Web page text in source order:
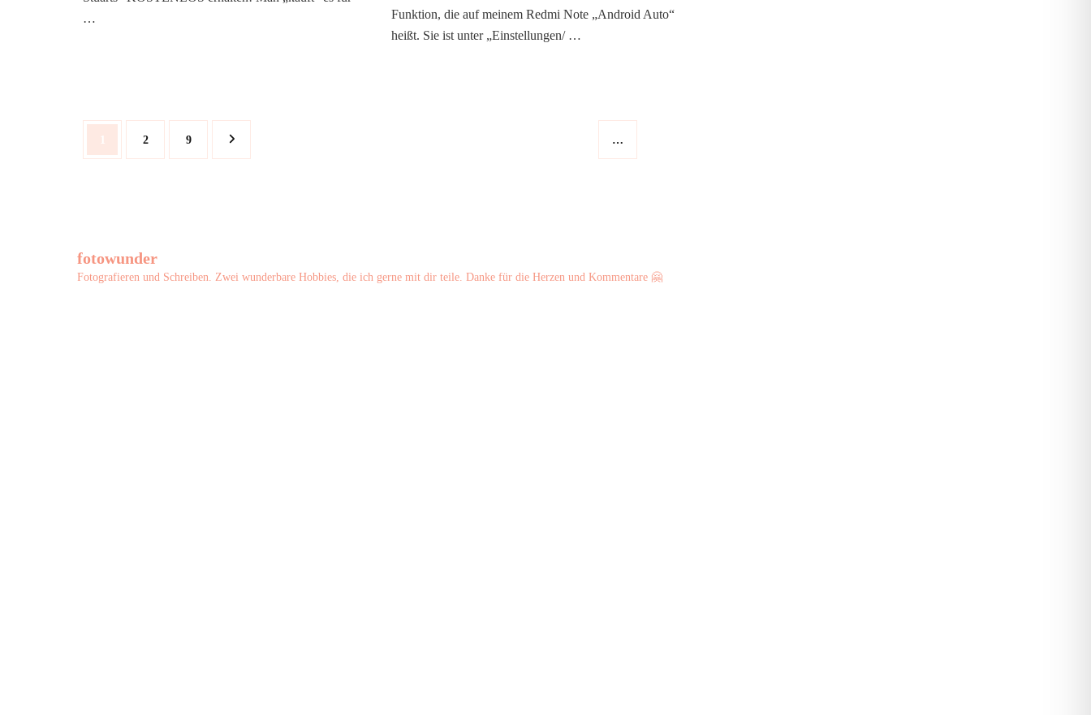
…
Funktion, die auf meinem Redmi Note „Android Auto“
heißt. Sie ist unter „Einstellungen/ …
Seitennummerierung
der
Seite
1 Seite
2 …
Seite
9
fotowunder
Fotografieren und Schreiben. Zwei wunderbare Hobbies, die ich gerne mit dir teile. Danke für die Herzen und Kommentare 🤗